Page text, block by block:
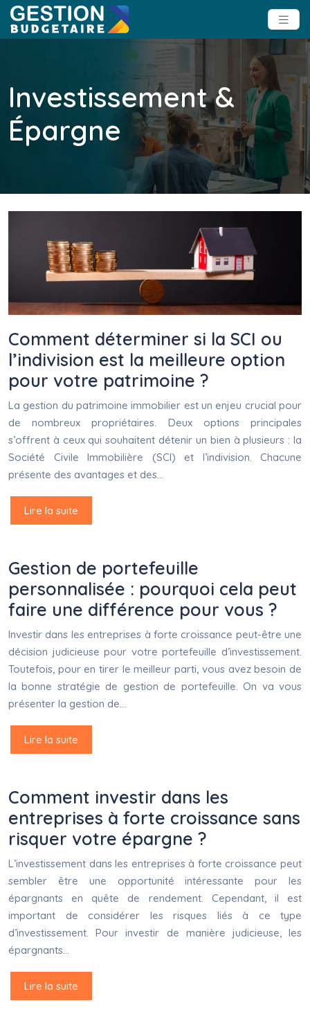
Investissement &
Épargne
Comment déterminer si la SCI ou
l’indivision est la meilleure option
pour votre patrimoine ?
La gestion du patrimoine immobilier est un enjeu crucial pour
de nombreux propriétaires. Deux options principales
s’offrent à ceux qui souhaitent détenir un bien à plusieurs : la
Société Civile Immobilière (SCI) et l’indivision. Chacune
présente des avantages et des…
Lire la suite
Gestion de portefeuille
personnalisée : pourquoi cela peut
faire une différence pour vous ?
Investir dans les entreprises à forte croissance peut-être une
décision judicieuse pour votre portefeuille d’investissement.
Toutefois, pour en tirer le meilleur parti, vous avez besoin de
la bonne stratégie de gestion de portefeuille. On va vous
présenter la gestion de…
Lire la suite
Comment investir dans les
entreprises à forte croissance sans
risquer votre épargne ?
L’investissement dans les entreprises à forte croissance peut
sembler être une opportunité intéressante pour les
épargnants en quête de rendement. Cependant, il est
important de considérer les risques liés à ce type
d’investissement. Pour investir de manière judicieuse, les
épargnants…
Lire la suite